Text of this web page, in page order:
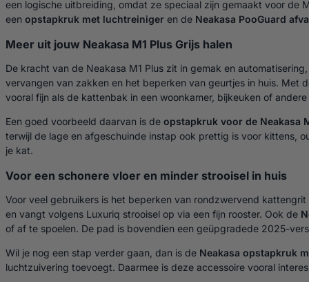
een logische uitbreiding, omdat ze speciaal zijn gemaakt voor de
een opstapkruk met luchtreiniger en de Neakasa PooGuard
Meer uit jouw Neakasa M1 Plus Grijs halen
De kracht van de Neakasa M1 Plus zit in gemak en
vervangen van zakken en het beperken van geurtjes in huis. Met
vooral fijn als de kattenbak in een woonkamer, bijkeuken of
Een goed voorbeeld daarvan is de opstapkruk voor de Neakasa
terwijl de lage en afgeschuinde instap ook prettig is voor kittens,
je kat.
Voor een schonere vloer en minder strooisel in huis
Voor veel gebruikers is het beperken van rondzwervend
en vangt volgens Luxuriq strooisel op via een fijn rooster. Ook de
of af te spoelen. De pad is bovendien een geüpgradede 2025-
Wil je nog een stap verder gaan, dan is de Neakasa opstapkruk
luchtzuivering toevoegt. Daarmee is deze accessoire vooral